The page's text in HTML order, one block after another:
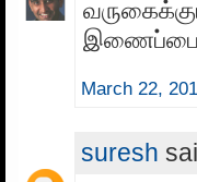
இணைப்பை
March 22,
suresh